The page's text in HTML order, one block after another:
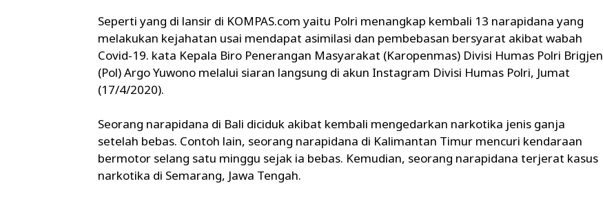
Seperti yang di lansir di KOMPAS.com yaitu Polri menangkap kembali 13 narapidana yang
melakukan kejahatan usai mendapat asimilasi dan pembebasan bersyarat akibat wabah
Covid-19. kata Kepala Biro Penerangan Masyarakat (Karopenmas) Divisi Humas Polri Brigjen
(Pol) Argo Yuwono melalui siaran langsung di akun Instagram Divisi Humas Polri, Jumat
(17/4/2020).
Seorang narapidana di Bali diciduk akibat kembali mengedarkan narkotika jenis ganja
setelah bebas. Contoh lain, seorang narapidana di Kalimantan Timur mencuri kendaraan
bermotor selang satu minggu sejak ia bebas. Kemudian, seorang narapidana terjerat kasus
narkotika di Semarang, Jawa Tengah.